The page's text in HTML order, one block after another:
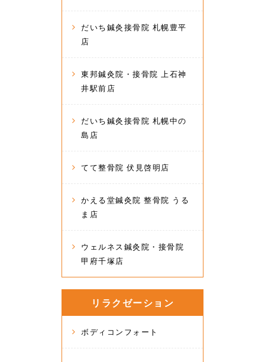
だいち鍼灸接骨院 札幌豊平
店
東邦鍼灸院・接骨院 上石神
井駅前店
だいち鍼灸接骨院 札幌中の
島店
てて整骨院 伏見啓明店
かえる堂鍼灸院 整骨院 うる
ま店
ウェルネス鍼灸院・接骨院
甲府千塚店
リラクゼーション
ボディコンフォート